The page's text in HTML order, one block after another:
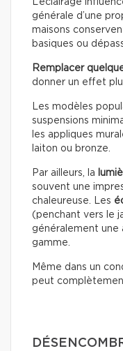
L’éclairage
générale d’une
maisons
basiques ou
Remplacer
donner un effet
Les modèles
suspensions
les appliques
laiton ou bronze.
Par ailleurs, la
souvent une
chaleureuse. Les
(penchant vers le
généralement une
gamme.
Même dans un
peut